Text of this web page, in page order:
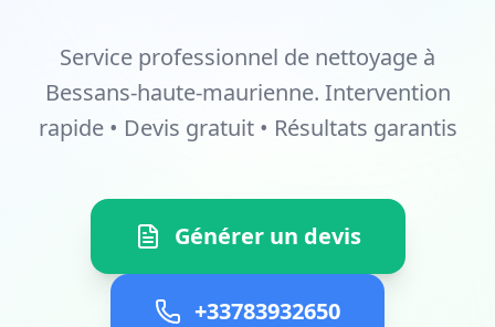
Service professionnel de nettoyage à
Bessans-haute-maurienne. Intervention
rapide • Devis gratuit • Résultats garantis
Générer un devis
+33783932650